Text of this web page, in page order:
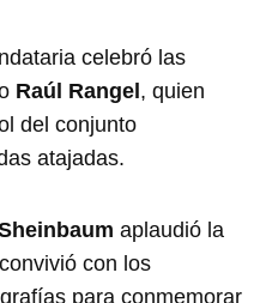
celebró las
Raúl Rangel, quien
del conjunto
atajadas.
aplaudió la
con los
para conmemorar